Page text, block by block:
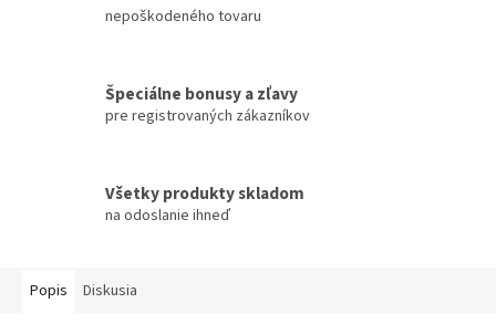
nepoškodeného tovaru
Špeciálne bonusy a zľavy
pre registrovaných zákazníkov
Všetky produkty skladom
na odoslanie ihneď
Popis Diskusia